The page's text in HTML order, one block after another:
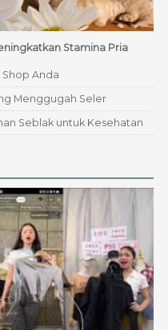
Stamina Pria
Anda
Menggugah Seler
Seblak untuk Kesehatan